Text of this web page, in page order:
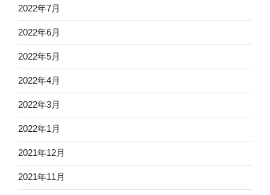
2022年7月
2022年6月
2022年5月
2022年4月
2022年3月
2022年1月
2021年12月
2021年11月